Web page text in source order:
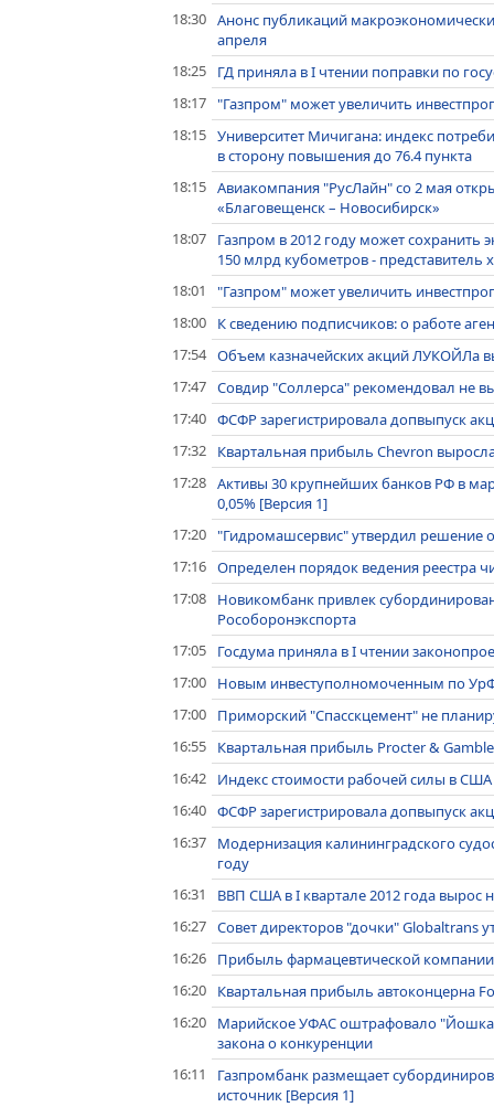
18:30 Анонс публикаций
апреля
18:25
ГД приняла в I чтении поправки по
18:17 "Газпром" может увеличить
18:15 Университет Мичигана: индекс
в сторону повышения до 76.4 пункта
18:15 Авиакомпания "РусЛайн" со 2 мая
«Благовещенск – Новосибирск»
18:07
Газпром в 2012 году может сохранить
150 млрд кубометров - представитель
18:01
"Газпром" может увеличить
18:00
К сведению подписчиков: о работе
17:54 Объем казначейских акций ЛУКОЙЛа
17:47 Совдир "Соллерса" рекомендовал не
17:40 ФСФР зарегистрировала допвыпуск
17:32
Квартальная прибыль Chevron
17:28 Активы 30 крупнейших банков РФ в
0,05% [Версия 1]
17:20 "Гидромашсервис" утвердил решение
17:16 Определен порядок ведения реестра
17:08
Новикомбанк привлек
Рособоронэкспорта
17:05
Госдума приняла в I чтении
17:00
Новым инвеступолномоченным по
17:00
Приморский "Спасскцемент" не
16:55
Квартальная прибыль Procter &
16:42
Индекс стоимости рабочей силы в США
16:40 ФСФР зарегистрировала допвыпуск
16:37
Модернизация калининградского
году
16:31
ВВП США в I квартале 2012 года вырос
16:27 Совет директоров "дочки" Globaltrans
16:26
Прибыль фармацевтической компании
16:20
Квартальная прибыль автоконцерна
16:20
Марийское УФАС оштрафовало
закона о конкуренции
16:11
Газпромбанк размещает
источник [Версия 1]